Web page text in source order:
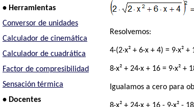
• Herramientas
Conversor de unidades
Calculador de cinemática
Calculador de cuadrática
Factor de compresibilidad
Sensación térmica
• Docentes
Resolvemos:
4·(2·x² + 6·x + 4) = 9·x² +
8·x² + 24·x + 16 = 9·x² +
Igualamos a cero para
8·x² + 24·x + 16 - 9·x² -